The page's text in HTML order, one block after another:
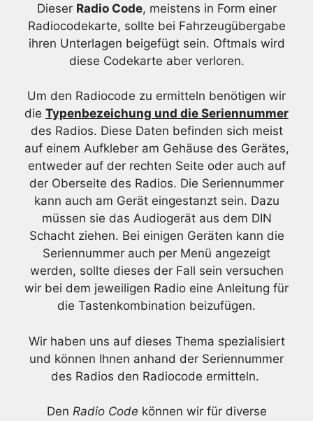
Dieser Radio Code, meistens in Form einer
Radiocodekarte, sollte bei Fahrzeugübergabe
ihren Unterlagen beigefügt sein. Oftmals wird
diese Codekarte aber verloren.
Um den Radiocode zu ermitteln benötigen wir
die Typenbezeichung und die Seriennummer
des Radios. Diese Daten befinden sich meist
auf einem Aufkleber am Gehäuse des Gerätes,
entweder auf der rechten Seite oder auch auf
der Oberseite des Radios. Die Seriennummer
kann auch am Gerät eingestanzt sein. Dazu
müssen sie das Audiogerät aus dem DIN
Schacht ziehen. Bei einigen Geräten kann die
Seriennummer auch per Menü angezeigt
werden, sollte dieses der Fall sein versuchen
wir bei dem jeweiligen Radio eine Anleitung für
die Tastenkombination beizufügen.
Wir haben uns auf dieses Thema spezialisiert
und können Ihnen anhand der Seriennummer
des Radios den Radiocode ermitteln.
Den Radio Code können wir für diverse